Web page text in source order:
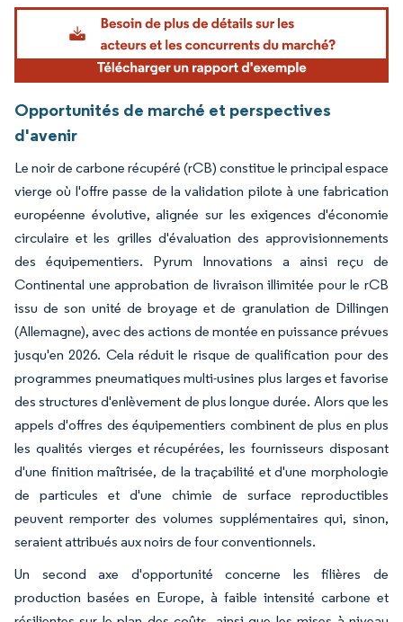
Opportunités de marché et perspectives
d'avenir
Le noir de carbone récupéré (rCB) constitue le principal espace
vierge où l'offre passe de la validation pilote à une fabrication
européenne évolutive, alignée sur les exigences d'économie
circulaire et les grilles d'évaluation des approvisionnements
des équipementiers. Pyrum Innovations a ainsi reçu de
Continental une approbation de livraison illimitée pour le rCB
issu de son unité de broyage et de granulation de Dillingen
(Allemagne), avec des actions de montée en puissance prévues
jusqu'en 2026. Cela réduit le risque de qualification pour des
programmes pneumatiques multi-usines plus larges et favorise
des structures d'enlèvement de plus longue durée. Alors que les
appels d'offres des équipementiers combinent de plus en plus
les qualités vierges et récupérées, les fournisseurs disposant
d'une finition maîtrisée, de la traçabilité et d'une morphologie
de particules et d'une chimie de surface reproductibles
peuvent remporter des volumes supplémentaires qui, sinon,
seraient attribués aux noirs de four conventionnels.
Un second axe d'opportunité concerne les filières de
production basées en Europe, à faible intensité carbone et